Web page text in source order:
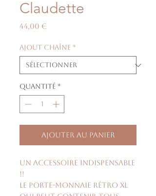
Claudette
44,00 €
Ajout chaîne *
Quantité *
Ajouter au panier
Un accessoire indispensable
!!
Le porte-monnaie rétro XL